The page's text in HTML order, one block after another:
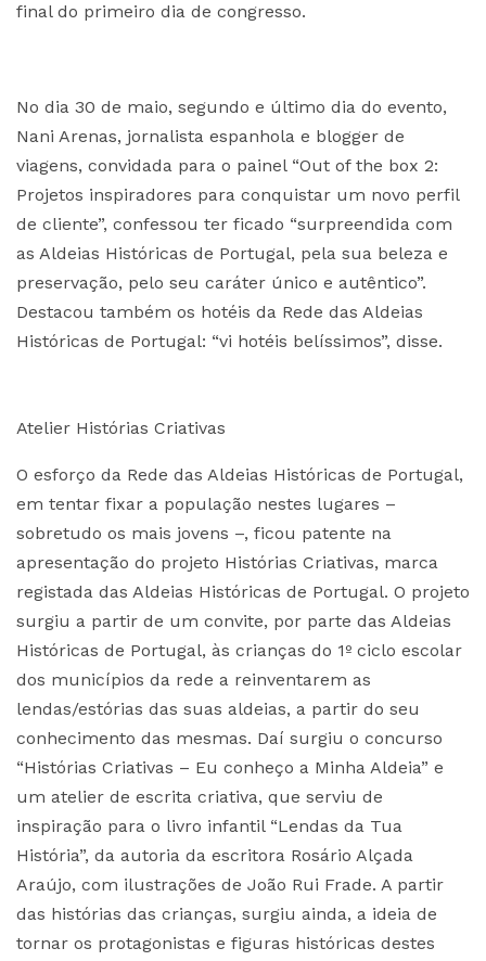
final do primeiro dia de congresso.
No dia 30 de maio, segundo e último dia do evento,
Nani Arenas, jornalista espanhola e blogger de
viagens, convidada para o painel “Out of the box 2:
Projetos inspiradores para conquistar um novo perfil
de cliente”, confessou ter ficado “surpreendida com
as Aldeias Históricas de Portugal, pela sua beleza e
preservação, pelo seu caráter único e autêntico”.
Destacou também os hotéis da Rede das Aldeias
Históricas de Portugal: “vi hotéis belíssimos”, disse.
Atelier Histórias Criativas
O esforço da Rede das Aldeias Históricas de Portugal,
em tentar fixar a população nestes lugares –
sobretudo os mais jovens –, ficou patente na
apresentação do projeto Histórias Criativas, marca
registada das Aldeias Históricas de Portugal. O projeto
surgiu a partir de um convite, por parte das Aldeias
Históricas de Portugal, às crianças do 1º ciclo escolar
dos municípios da rede a reinventarem as
lendas/estórias das suas aldeias, a partir do seu
conhecimento das mesmas. Daí surgiu o concurso
“Histórias Criativas – Eu conheço a Minha Aldeia” e
um atelier de escrita criativa, que serviu de
inspiração para o livro infantil “Lendas da Tua
História”, da autoria da escritora Rosário Alçada
Araújo, com ilustrações de João Rui Frade. A partir
das histórias das crianças, surgiu ainda, a ideia de
tornar os protagonistas e figuras históricas destes